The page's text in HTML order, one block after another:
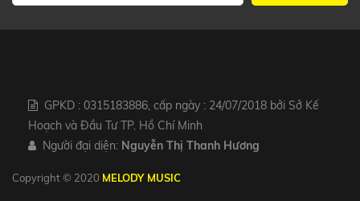
GPKD : 0315183886, cấp ngày : 24/07/2018 bởi Sở Kế
Hoạch và Đầu Tư TP. Hồ Chí Minh
Người đại diện: Nguyễn Thị Thanh Hương
Copyright © 2020 MELODY MUSIC